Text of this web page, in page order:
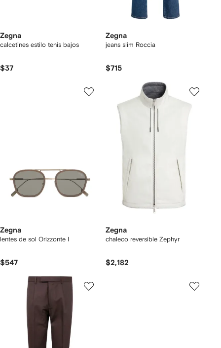
Zegna
calcetines estilo tenis bajos
$37
Zegna
jeans slim Roccia
$715
Zegna
lentes de sol Orizzonte I
$547
Zegna
chaleco reversible Zephyr
$2,182